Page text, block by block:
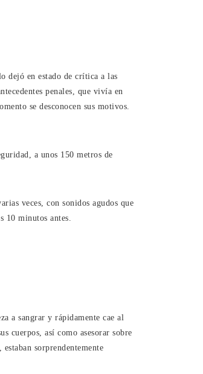
dejó en estado de crítica a las
penales, que vivía en
se desconocen sus motivos.
a unos 150 metros de
veces, con sonidos agudos que
10 minutos antes.
a sangrar y rápidamente cae al
cuerpos, así como asesorar sobre
sorprendentemente